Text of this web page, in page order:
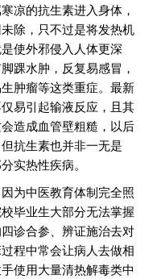
凉的抗生素进入身体，
除，只不过是将发热机
使外邪侵入人体更深
踝水肿，反复易感冒，
肿瘤等这类重症。最新
易引起输液反应，且其
造成血管壁粗糙，以后
抗生素也并非一无是
实热性疾病。
为中医教育体制完全照
毕业生大部分无法掌握
诊合参、辨证施治去对
程中常会让病人去做相
使用大量清热解毒类中